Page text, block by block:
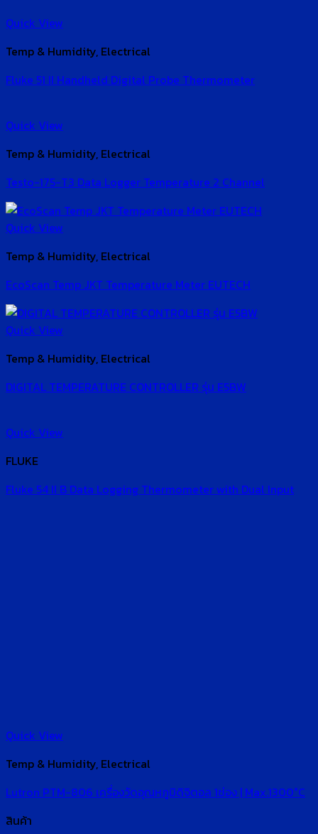
Quick View
Temp & Humidity, Electrical
Fluke 51 II Handheld Digital Probe Thermometer
Quick View
Temp & Humidity, Electrical
Testo-175-T3 Data Logger Temperature 2 Channel
Quick View
Temp & Humidity, Electrical
EcoScan Temp JKT Temperature Meter EUTECH
Quick View
Temp & Humidity, Electrical
DIGITAL TEMPERATURE CONTROLLER รุ่น E5BW
Quick View
FLUKE
Fluke 54 II B Data Logging Thermometer with Dual Input
Quick View
Temp & Humidity, Electrical
Lutron PTM-806 เครื่องวัดอุณหภูมิดิจิตอล 1ช่อง | Max.1300°C
สินค้า